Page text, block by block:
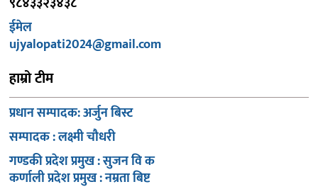
ईमेल
ujyalopati2024@gmail.com
हाम्रो टीम
प्रधान सम्पादक: अर्जुन बिस्ट
सम्पादक : लक्ष्मी चौधरी
गण्डकी प्रदेश प्रमुख : सुजन वि क
कर्णाली प्रदेश प्रमुख : नम्रता बिष्ट